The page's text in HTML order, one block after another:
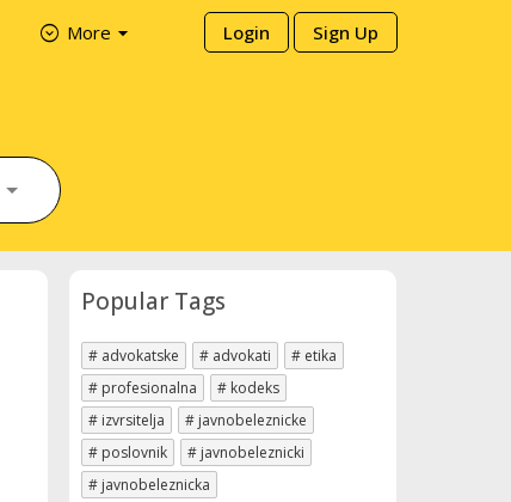
Login Sign Up
arrow_drop_down
expand_circle_down More
Popular Tags
# advokatske # advokati
# etika
# profesionalna
# kodeks
# izvrsitelja
# javnobeleznicke
# poslovnik
# javnobeleznicki
# javnobeleznicka